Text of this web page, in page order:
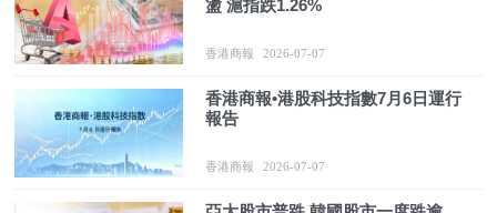
盪 滬指跌1.26%
香港商報 2026-07-07
香港商報•港股科技指數7月6日運行
報告
香港商報 2026-07-07